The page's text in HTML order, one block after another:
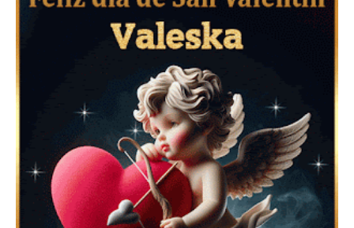
Feliz San Valentín Eudocia